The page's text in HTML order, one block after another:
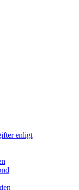
enligt